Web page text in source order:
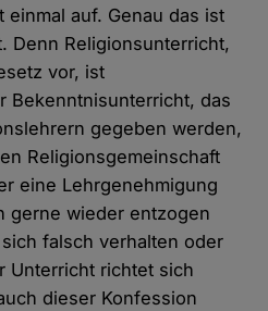
auf. Genau das ist
Denn Religionsunterricht,
vor, ist
Bekenntnisunterricht, das
gegeben werden,
Religionsgemeinschaft
eine Lehrgenehmigung
gerne wieder entzogen
falsch verhalten oder
Unterricht richtet sich
dieser Konfession